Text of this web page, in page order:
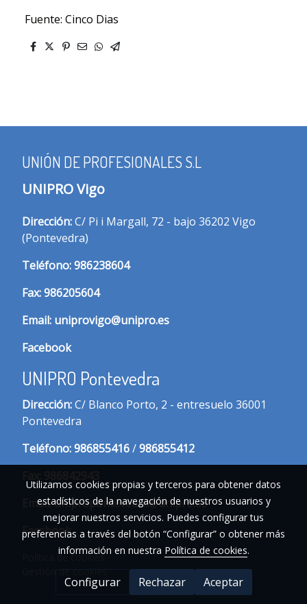
Fuente: Cinco Dias
UNIÓN DE PROFESIONALES S.L
UNIPRO Vigo
Dirección:C/ Pi i Margall, 72 - bajo 36202 Vigo
(Pontevedra)
Teléfono:986238604
Fax:986205604
Email: uniprovigo@unipro.es
Facebook
UNIPRO Pontevedra
Dirección:C/ Blanco Porto, 2 - entresuelo 36001
Pontevedra
Teléfono:986855416/986855412
Email:unipropontevedra@unipro.es
Facebook
Política de cookies
Utilizamos cookies propias y terceros para obtener datos
estadísticos de la navegación de nuestros usuarios y
mejorar nuestros servicios. Puedes configurar tus
preferencias a través del botón “Configurar” o obtener más
información en nuestra Política de cookies.
Configurar Rechazar Aceptar